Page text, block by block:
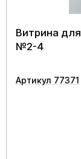
Витрина
№2-4
Артикул 77371